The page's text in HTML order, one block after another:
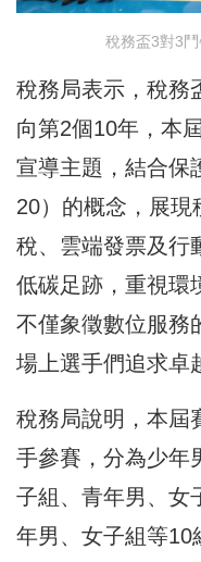
稅務盃3對3鬥
稅務局表示，稅務
向第2個10年，本
宣導主題，結合保
20）的概念，展現
稅、雲端發票及行
低碳足跡，重視環
不僅象徵數位服務
場上選手們追求卓
稅務局說明，本屆
手參賽，分為少年
子組、青年男、女
年男、女子組等10